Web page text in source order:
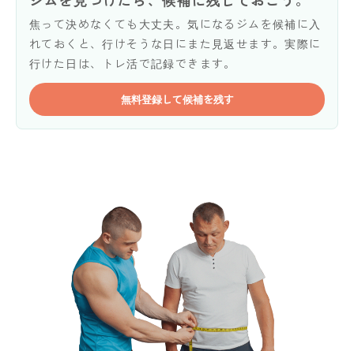
焦って決めなくても大丈夫。気になるジムを候補に入
れておくと、行けそうな日にまた見返せます。実際に
行けた日は、トレ活で記録できます。
無料登録して候補を残す